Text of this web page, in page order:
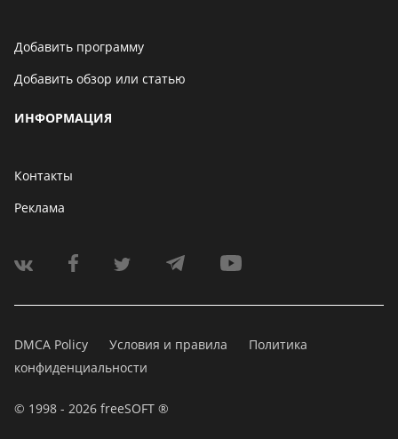
Добавить программу
Добавить обзор или статью
ИНФОРМАЦИЯ
Контакты
Реклама
DMCA Policy Условия и правила
Политика
конфиденциальности
© 1998 - 2026 freeSOFT ®